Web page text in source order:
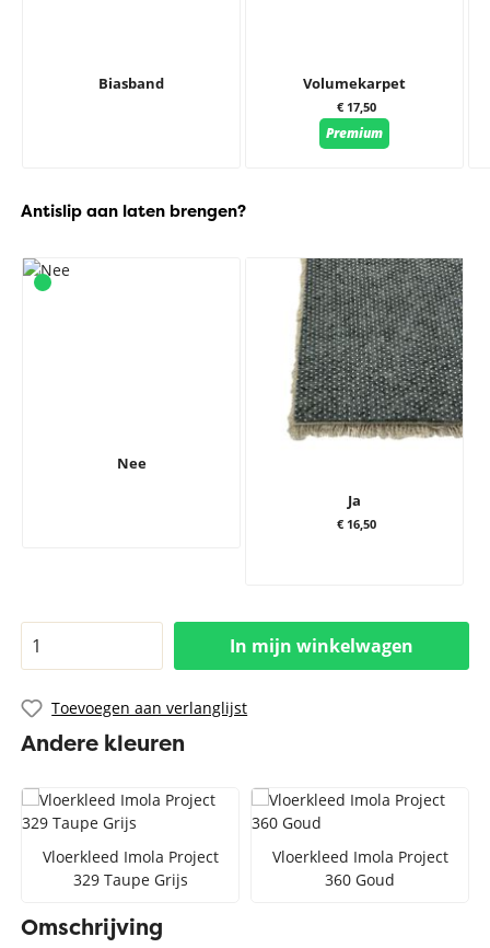
Biasband Volumekarpet
€ 17,50
Premium
Antislip aan laten brengen?
Nee
Ja
€ 16,50
In mijn winkelwagen
Toevoegen aan verlanglijst
Andere kleuren
Vloerkleed Imola Project
329 Taupe Grijs
Vloerkleed Imola Project
360 Goud
Omschrijving